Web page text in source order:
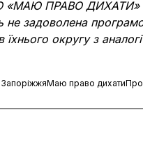
«МАЮ ПРАВО ДИХАТИ»
не задоволена
їхнього округу з
ЗапоріжжяМаю право дихати